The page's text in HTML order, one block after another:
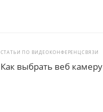
СТАТЬИ ПО ВИДЕОКОНФЕРЕНЦСВЯЗИ
Как выбрать веб камеру